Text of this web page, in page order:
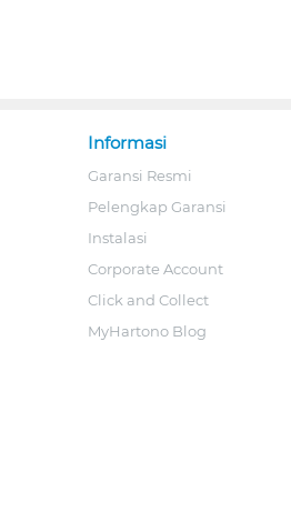
Informasi
Garansi Resmi
Pelengkap Garansi
Instalasi
Corporate Account
Click and Collect
MyHartono Blog